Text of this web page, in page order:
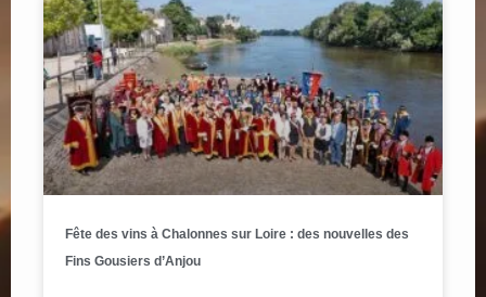
Fête des vins à Chalonnes sur Loire : des nouvelles des
Fins Gousiers d’Anjou